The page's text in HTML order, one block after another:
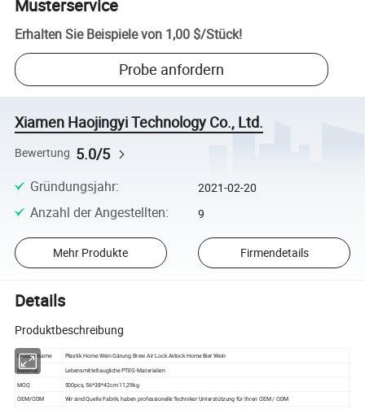
Musterservice
Erhalten Sie Beispiele von 1,00 $/Stück!
Probe anfordern
Xiamen Haojingyi Technology Co., Ltd.
Bewertung 5.0/5
Gründungsjahr: 2021-02-20
Anzahl der Angestellten: 9
Mehr Produkte Firmendetails
Details
Produktbeschreibung
Produktname
Plastik Home Wein Gärung Brew Air Lock Airlock Home Bier Wein
Material
Lebensmitteltaugliche PTEG-Materialien
MOQ
500pcs, 56*38*42cm 11,29kg
OEM/ODM
Wir sind Quelle Fabrik, haben professionelle Techniker Unterstützung für Ihren OEM / ODM